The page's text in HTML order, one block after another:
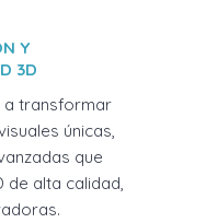
Y
3D
transformar
únicas,
que
de alta calidad,